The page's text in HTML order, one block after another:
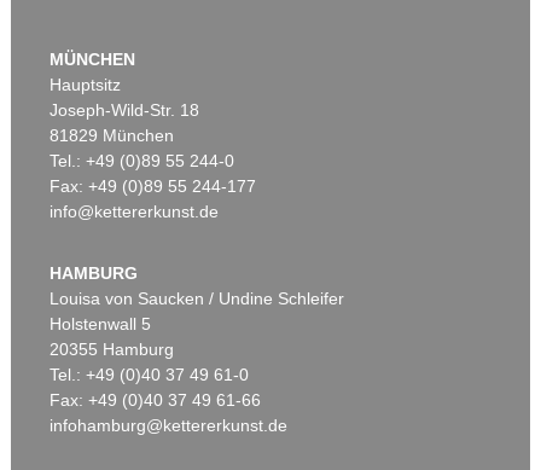
MÜNCHEN
Hauptsitz
Joseph-Wild-Str. 18
81829 München
Tel.: +49 (0)89 55 244-0
Fax: +49 (0)89 55 244-177
info@kettererkunst.de
HAMBURG
Louisa von Saucken / Undine Schleifer
Holstenwall 5
20355 Hamburg
Tel.: +49 (0)40 37 49 61-0
Fax: +49 (0)40 37 49 61-66
infohamburg@kettererkunst.de